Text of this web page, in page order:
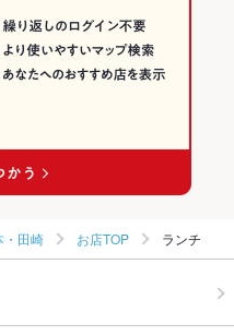
ルメランキング
酒屋ランキング
鮮ランキング
・田崎 お店TOP ランチ